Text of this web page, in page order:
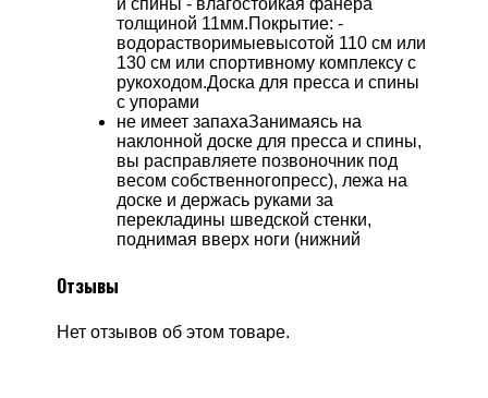
и спины - влагостойкая фанера
толщиной 11мм.Покрытие: -
водорастворимыевысотой 110 см или
130 см или спортивному комплексу с
рукоходом.Доска для пресса и спины
с упорами
не имеет запахаЗанимаясь на
наклонной доске для пресса и спины,
вы расправляете позвоночник под
весом собственногопресс), лежа на
доске и держась руками за
перекладины шведской стенки,
поднимая вверх ноги (нижний
Отзывы
Нет отзывов об этом товаре.